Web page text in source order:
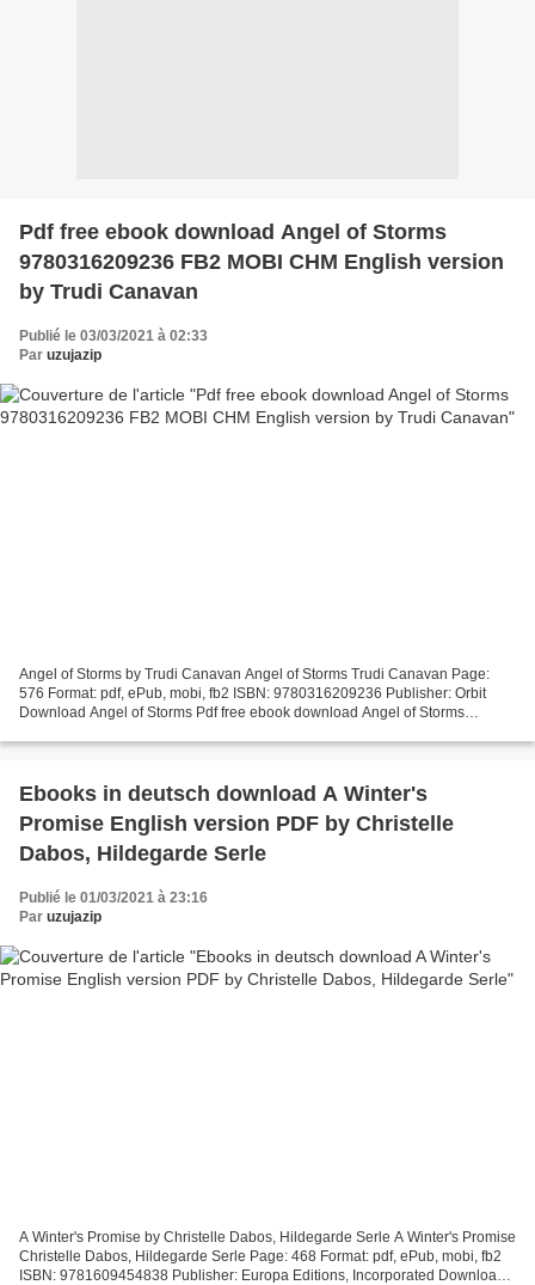
Pdf free ebook download Angel of Storms
9780316209236 FB2 MOBI CHM English version
by Trudi Canavan
Publié le 03/03/2021 à 02:33
Par uzujazip
Angel of Storms by Trudi Canavan Angel of Storms Trudi Canavan Page:
576 Format: pdf, ePub, mobi, fb2 ISBN: 9780316209236 Publisher: Orbit
Download Angel of Storms Pdf free ebook download Angel of Storms
Ebooks in deutsch download A Winter's
Promise English version PDF by Christelle
Dabos, Hildegarde Serle
Publié le 01/03/2021 à 23:16
Par uzujazip
A Winter's Promise by Christelle Dabos, Hildegarde Serle A Winter's Promise
Christelle Dabos, Hildegarde Serle Page: 468 Format: pdf, ePub, mobi, fb2
ISBN: 9781609454838 Publisher: Europa Editions, Incorporated Download